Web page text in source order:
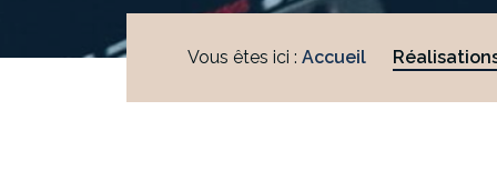
Vous êtes ici : Accueil